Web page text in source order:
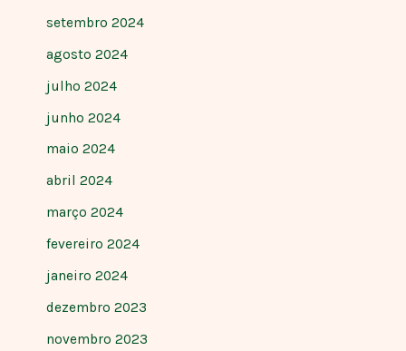
setembro 2024
agosto 2024
julho 2024
junho 2024
maio 2024
abril 2024
março 2024
fevereiro 2024
janeiro 2024
dezembro 2023
novembro 2023